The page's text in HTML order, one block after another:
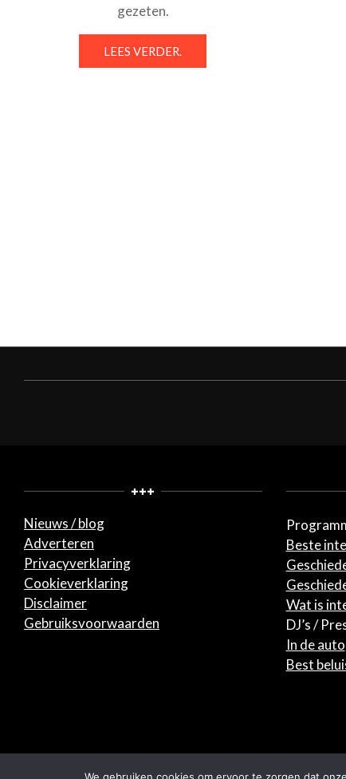
gezeten.
LEES VERDER.
+++
Nieuws / blog
Adverteren
Privacyverklaring
Cookieverklaring
Disclaimer
Gebruiksvoorwaarden
Beste
Wat is
DJ’s /
In de auto
Best